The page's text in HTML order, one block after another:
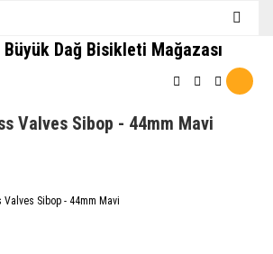
Dağ Bisikleti Mağazası
Valves Sibop - 44mm Mavi